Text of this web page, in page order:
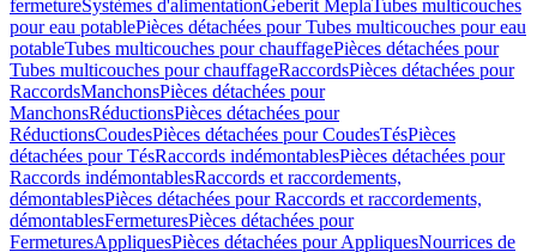
fermetureSystèmes d'alimentationGeberit MeplaTubes multicouches
pour eau potablePièces détachées pour Tubes multicouches pour eau
potableTubes multicouches pour chauffagePièces détachées pour
Tubes multicouches pour chauffageRaccordsPièces détachées pour
RaccordsManchonsPièces détachées pour
ManchonsRéductionsPièces détachées pour
RéductionsCoudesPièces détachées pour CoudesTésPièces
détachées pour TésRaccords indémontablesPièces détachées pour
Raccords indémontablesRaccords et raccordements,
démontablesPièces détachées pour Raccords et raccordements,
démontablesFermeturesPièces détachées pour
FermeturesAppliquesPièces détachées pour AppliquesNourrices de